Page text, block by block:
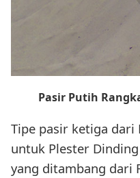
Pasir Putih
Tipe pasir ketiga dari
untuk Plester
yang ditambang dari